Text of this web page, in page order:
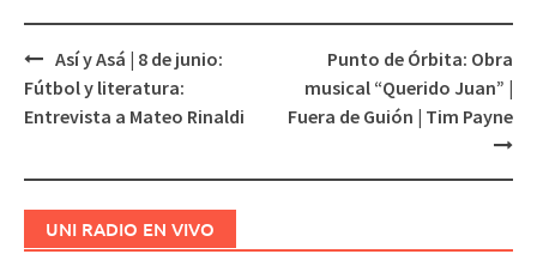
Navegación
de
Así y Asá | 8 de junio:
Fútbol y literatura:
Entrevista a Mateo Rinaldi
Punto de Órbita: Obra
musical “Querido Juan” |
Fuera de Guión | Tim Payne
UNI RADIO EN VIVO